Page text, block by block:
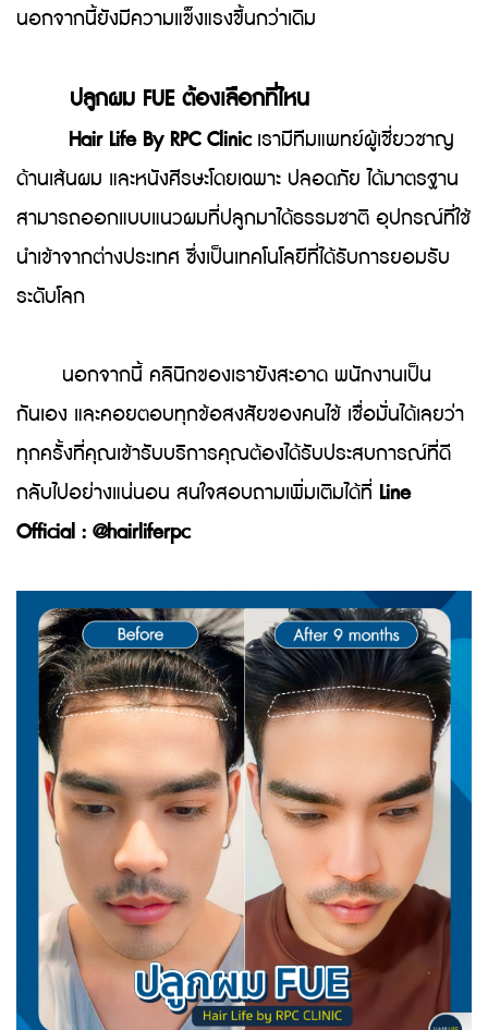
นอกจากนี้ยังมีความแข็งแรงขึ้นกว่าเดิม
ปลูกผม FUE ต้องเลือกที่ไหน
Hair Life By RPC Clinicเรามีทีมแพทย์ผู้เชี่ยวชาญ
ด้านเส้นผม และหนังศีรษะโดยเฉพาะ ปลอดภัย ได้มาตรฐาน
สามารถออกแบบแนวผมที่ปลูกมาได้ธรรมชาติ อุปกรณ์ที่ใช้
นำเข้าจากต่างประเทศ ซึ่งเป็นเทคโนโลยีที่ได้รับการยอมรับ
ระดับโลก
นอกจากนี้ คลินิกของเรายังสะอาด พนักงานเป็น
กันเอง และคอยตอบทุกข้อสงสัยของคนไข้ เชื่อมั่นได้เลยว่า
ทุกครั้งที่คุณเข้ารับบริการคุณต้องได้รับประสบการณ์ที่ดี
กลับไปอย่างแน่นอน สนใจสอบถามเพิ่มเติมได้ที่ Line
Official : @hairliferpc